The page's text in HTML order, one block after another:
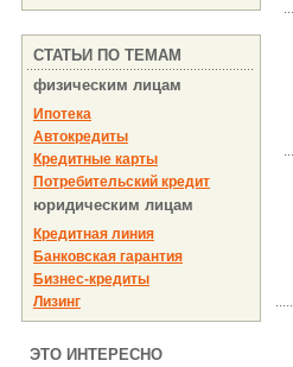
СТАТЬИ ПО ТЕМАМ
физическим лицам
Ипотека
Автокредиты
Кредитные карты
Потребительский кредит
юридическим лицам
Кредитная линия
Банковская гарантия
Бизнес-кредиты
Лизинг
ЭТО ИНТЕРЕСНО